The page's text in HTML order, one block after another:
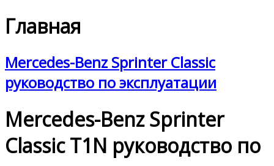
Главная
Mercedes-Benz Sprinter Classic
руководство по эксплуатации
Mercedes-Benz Sprinter
Classic T1N руководство по